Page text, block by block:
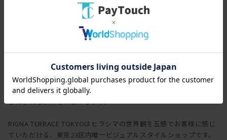
ヒラシマ
HIRASHIMA
一瞬だとしても、一目見て ときめいたり わくわくしたり空間を
想像して楽しめたり 和んだり・・・ヒラシマは、少しでもそんな
心になれる家具をお届けします。
RIGNA TERRACE TOKYOはヒラシマの世界観を五感でお客様に感じ
ていただける、東京23区内唯一ビジュアルスタイルショップです。